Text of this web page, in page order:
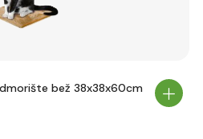
bež 38x38x60cm